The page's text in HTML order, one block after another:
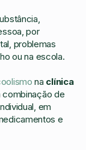
por
problemas
ou na escola.
na clínica
de
em
e